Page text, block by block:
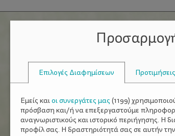
Επιλογές Διαφημίσεων
Εμείς καιοι συνεργάτες μας (1199)
πρόσβαση και/ή να επεξεργαστούμε
αναγνωριστικούς και ιστορικό περιήγησης. Η
προφίλ σας. Η δραστηριότητά σας σε αυτήν